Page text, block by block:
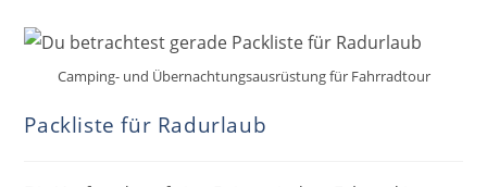
Camping- und Übernachtungsausrüstung für Fahrradtour
Packliste für Radurlaub